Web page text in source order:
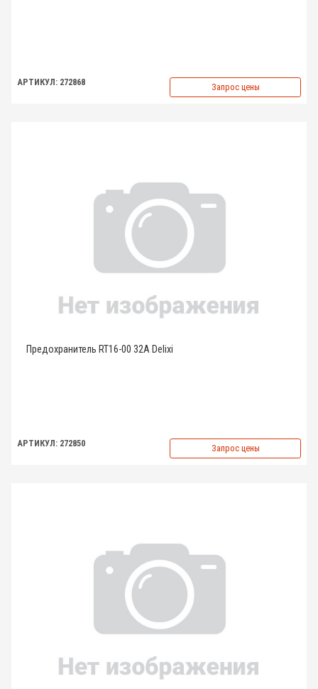
АРТИКУЛ: 272868 Запрос цены
Предохранитель RT16-00 32A Delixi
АРТИКУЛ: 272850 Запрос цены